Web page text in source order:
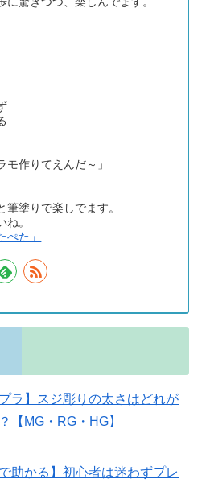
モ作りてえんだ～」
塗りで楽しでます。
。
た」
プラ】スジ彫りの太さはどれが
【MG・RG・HG】
で助かる】初心者は迷わずプレ